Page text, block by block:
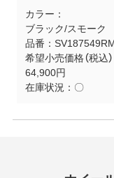
カラー：
ブラック/スモーク
品番：
希望小売価格（税込）
64,900円
在庫状況： 〇